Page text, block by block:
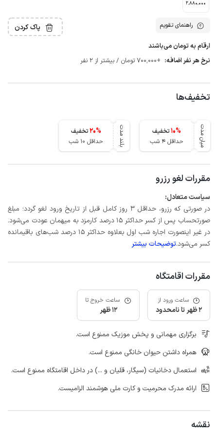
2٬880٬000
راهنمای تقویم پاک کردن
ارقام به تومان می‌باشند
نرخ هر نفر اضافه: +700٬000 تومان / بیشتر از 2 نفر
تخفیف‌ها
میان مدت 10%
تخفیف
حداقل 4 شب
بلند مدت 20%
تخفیف
حداقل 10 شب
مقررات لغو رزرو
سیاست متعادل:
در صورتی که رزرو، حداقل 3 روز کامل قبل از تاریخ ورود لغو گردد؛ مبلغ
صورتحساب پس از کسر حداکثر 15 درصد کارمزد به میهمان عودت می‌شود.
در غیر اینصورت اجاره شب اول بعلاوه حداکثر 15 درصد شب‌های باقیمانده
کسر می‌شود.توضیحات بیشتر
مقررات اقامتگاه
ساعت ورود از
2 ظهر تا نامحدود
ساعت خروج تا
12 ظهر
برگزاری مهمانی و پخش موزیک ممنوع است.
همراه داشتن حیوان خانگی ممنوع است.
استعمال دخانیات (سیگار، قلیان و ...) در داخل اقامتگاه ممنوع است.
ارائه مدرک محرمیت و کارت ملی هوشمند الزامیست.
نقشه